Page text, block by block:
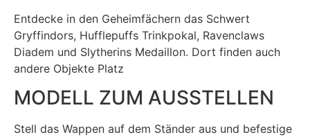
Entdecke in den Geheimfächern das Schwert
Gryffindors, Hufflepuffs Trinkpokal, Ravenclaws
Diadem und Slytherins Medaillon. Dort finden auch
andere Objekte Platz
MODELL ZUM AUSSTELLEN
Stell das Wappen auf dem Ständer aus und befestige